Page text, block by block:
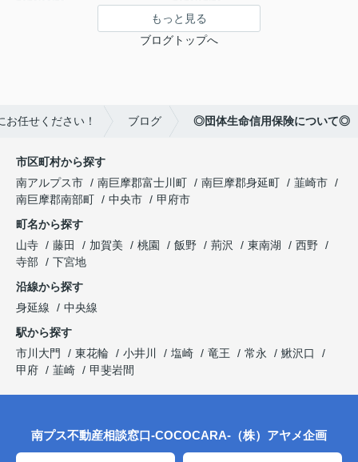
もっと見る
ブログトップへ
任せください！ ブログ ◎団体生命信用保険について◎
市区町村から探す
南アルプス市
南巨摩郡富士川町 南巨摩郡身延町
韮崎市
南巨摩郡南部町
中央市
甲府市
町名から探す
山寺
藤田 加賀美 桃園 飯野 荊沢 東南湖
西野
寺部
下宮地
沿線から探す
身延線
中央線
駅から探す
市川大門
東花輪 小井川 塩崎 竜王 常永
鰍沢口
甲府
韮崎 甲斐岩間
南プス不動産相談窓口-COCOCARA-（株）アヤメ企画